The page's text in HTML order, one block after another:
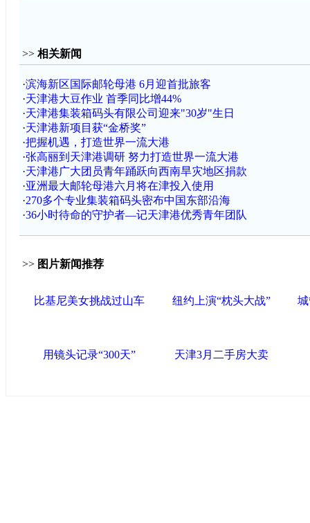
>> 相关新闻
·滨海新区国际邮轮母港 6月迎首批旅客
·天津港大豆作业 首季同比增44%
·天津港集装箱码头有限公司迎来"30岁"生日
·天津港新项目获“金桥奖”
·把握机遇，打造世界一流大港
·张高丽到天津港调研 努力打造世界一流大港
·天津港广大团员青年踊跃向西南旱灾地区捐款
·亚洲最大邮轮母港六月将在津投入使用
·270多个专业集装箱码头密布中国东部沿海
·36小时待命的守护者—记天津港优秀青年团队
>> 图片新闻推荐
比基尼美女挑战过山车 纽约上演“枕头大战”
用镜头记录“300天” 天津3月二手房大卖